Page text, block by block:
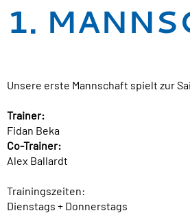
1.
Unsere erste Mannschaft spielt zur
Trainer:
Fidan Beka
Co-Trainer:
Alex Ballardt
Trainingszeiten:
Dienstags + Donnerstags